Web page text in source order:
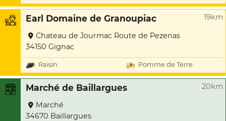
Earl Domaine de Granoupiac 19km
Chateau de Jourmac Route de Pezenas
34150 Gignac
Raisin Pomme de Terre
Marché de Baillargues 20km
Marché
34670 Baillargues